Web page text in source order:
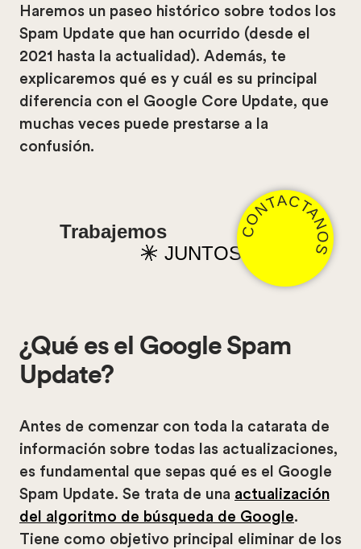
Haremos un paseo histórico sobre todos los
Spam Update que han ocurrido (desde el
2021 hasta la actualidad). Además, te
explicaremos qué es y cuál es su principal
diferencia con el Google Core Update, que
muchas veces puede prestarse a la
confusión.
Trabajemos
JUNTOSCONTACTANOS
¿Qué es el Google Spam
Update?
Antes de comenzar con toda la catarata de
información sobre todas las actualizaciones,
es fundamental que sepas qué es el Google
Spam Update. Se trata de una actualización
del algoritmo de búsqueda de Google.
Tiene como objetivo principal eliminar de los